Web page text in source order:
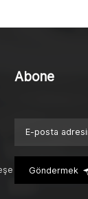
Abone
Göndermek